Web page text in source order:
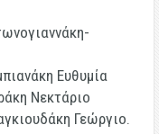
Γεώργιο.